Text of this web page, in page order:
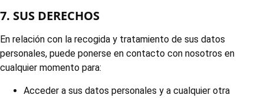
7. SUS DERECHOS
En relación con la recogida y tratamiento de sus datos
personales, puede ponerse en contacto con nosotros en
cualquier momento para:
Acceder a sus datos personales y a cualquier otra